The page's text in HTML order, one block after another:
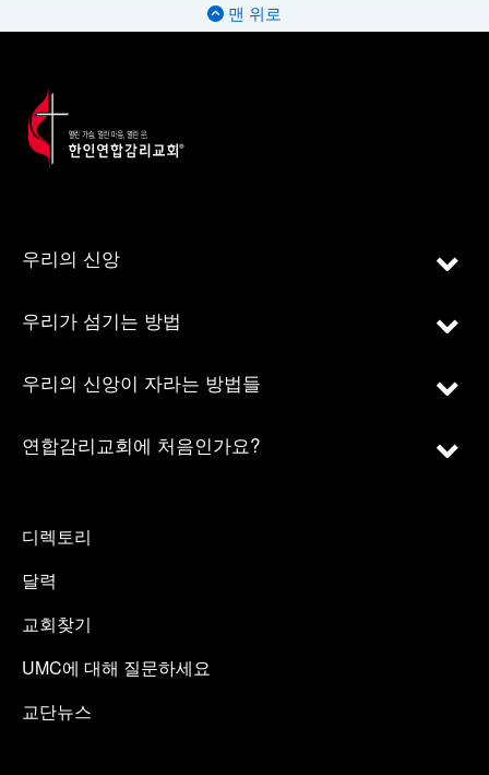
맨 위로
우리의 신앙
우리가 섬기는 방법
우리의 신앙이 자라는 방법들
연합감리교회에 처음인가요?
디렉토리
달력
교회찾기
UMC에 대해 질문하세요
교단뉴스